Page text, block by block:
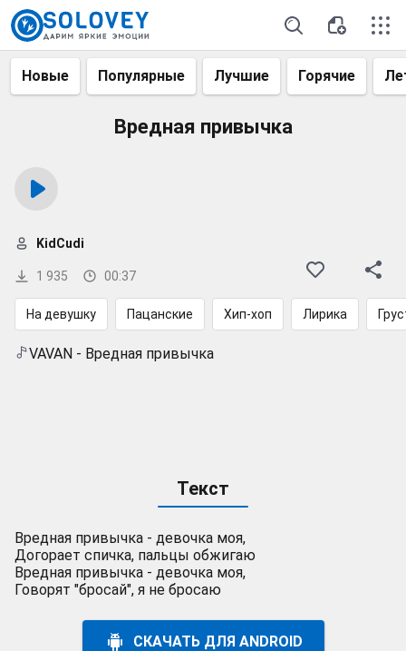
Новые Популярные Лучшие Горячие
Вредная привычка
1 935 00:37
KidCudi
На девушку Пацанские Хип-хоп Лирика
VAVAN - Вредная привычка
Текст
Вредная привычка - девочка моя,
Догорает спичка, пальцы обжигаю
Вредная привычка - девочка моя,
Говорят "бросай", я не бросаю
СКАЧАТЬ ДЛЯ ANDROID